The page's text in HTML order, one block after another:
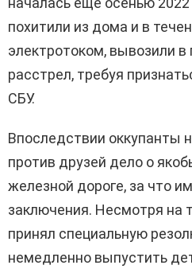
похитили из дома и в
электротоком, вывозили
расстрел, требуя
СБУ.
Впоследствии оккупанты
против друзей дело о
железной дороге, за что
заключения. Несмотря на
принял специальную
немедленно выпустить